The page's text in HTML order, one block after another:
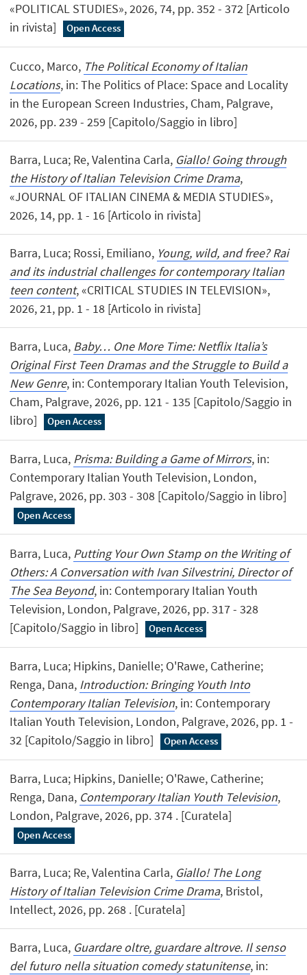
«POLITICAL STUDIES», 2026, 74, pp. 352 - 372 [Articolo
in rivista]
Open Access
Cucco, Marco, The Political Economy of Italian
Locations, in: The Politics of Place: Space and Locality
in the European Screen Industries, Cham, Palgrave,
2026, pp. 239 - 259 [Capitolo/Saggio in libro]
Barra, Luca; Re, Valentina Carla, Giallo! Going through
the History of Italian Television Crime Drama,
«JOURNAL OF ITALIAN CINEMA & MEDIA STUDIES»,
2026, 14, pp. 1 - 16 [Articolo in rivista]
Barra, Luca; Rossi, Emiliano, Young, wild, and free? Rai
and its industrial challenges for contemporary Italian
teen content, «CRITICAL STUDIES IN TELEVISION»,
2026, 21, pp. 1 - 18 [Articolo in rivista]
Barra, Luca, Baby… One More Time: Netflix Italia’s
Original First Teen Dramas and the Struggle to Build a
New Genre, in: Contemporary Italian Youth Television,
Cham, Palgrave, 2026, pp. 121 - 135 [Capitolo/Saggio in
libro]
Open Access
Barra, Luca, Prisma: Building a Game of Mirrors, in:
Contemporary Italian Youth Television, London,
Palgrave, 2026, pp. 303 - 308 [Capitolo/Saggio in libro]
Open Access
Barra, Luca, Putting Your Own Stamp on the Writing of
Others: A Conversation with Ivan Silvestrini, Director of
The Sea Beyond, in: Contemporary Italian Youth
Television, London, Palgrave, 2026, pp. 317 - 328
[Capitolo/Saggio in libro]
Open Access
Barra, Luca; Hipkins, Danielle; O'Rawe, Catherine;
Renga, Dana, Introduction: Bringing Youth Into
Contemporary Italian Television, in: Contemporary
Italian Youth Television, London, Palgrave, 2026, pp. 1 -
32 [Capitolo/Saggio in libro]
Open Access
Barra, Luca; Hipkins, Danielle; O'Rawe, Catherine;
Renga, Dana, Contemporary Italian Youth Television,
London, Palgrave, 2026, pp. 374 . [Curatela]
Open Access
Barra, Luca; Re, Valentina Carla, Giallo! The Long
History of Italian Television Crime Drama, Bristol,
Intellect, 2026, pp. 268 . [Curatela]
Barra, Luca, Guardare oltre, guardare altrove. Il senso
del futuro nella situation comedy statunitense, in: